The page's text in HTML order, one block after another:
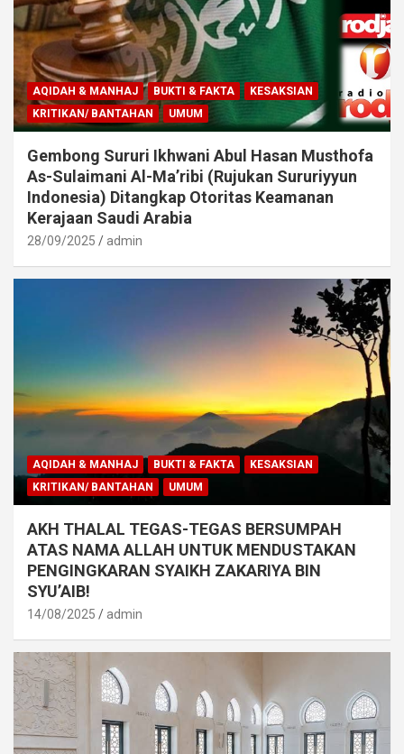
AQIDAH & MANHAJ BUKTI & FAKTA
KESAKSIAN
KRITIKAN/ BANTAHAN
UMUM
Gembong Sururi Ikhwani Abul Hasan Musthofa
As-Sulaimani Al-Ma’ribi (Rujukan Sururiyyun
Indonesia) Ditangkap Otoritas Keamanan
Kerajaan Saudi Arabia
28/09/2025 admin
AQIDAH & MANHAJ BUKTI & FAKTA
KESAKSIAN
KRITIKAN/ BANTAHAN
UMUM
AKH THALAL TEGAS-TEGAS BERSUMPAH
ATAS NAMA ALLAH UNTUK MENDUSTAKAN
PENGINGKARAN SYAIKH ZAKARIYA BIN
SYU’AIB!
14/08/2025 admin